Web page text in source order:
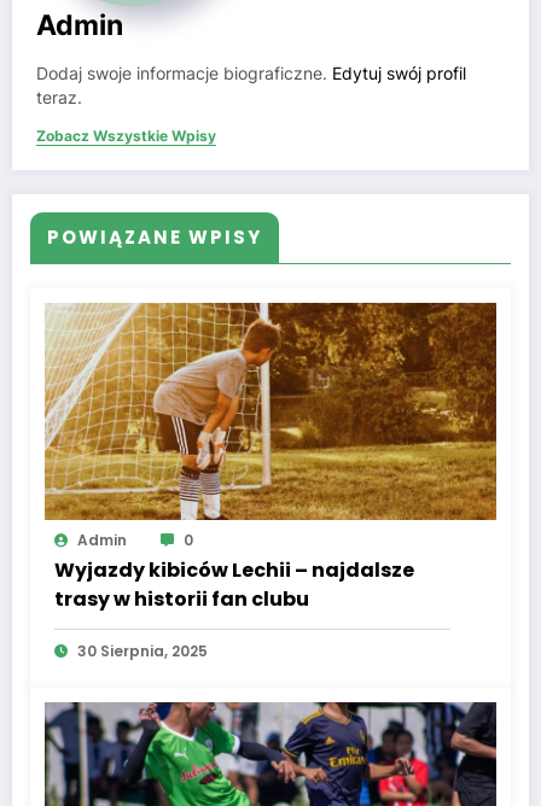
Admin
Dodaj swoje informacje biograficzne. Edytuj swój profil
teraz.
Zobacz Wszystkie Wpisy
POWIĄZANE WPISY
Admin 0
Wyjazdy kibiców Lechii – najdalsze
trasy w historii fan clubu
30 Sierpnia, 2025